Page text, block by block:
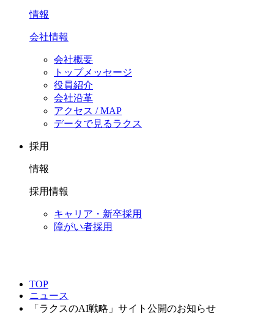
情報
会社情報
会社概要
トップメッセージ
役員紹介
会社沿革
アクセス / MAP
データで見るラクス
採用
情報
採用情報
キャリア・新卒採用
障がい者採用
TOP
ニュース
「ラクスのAI戦略」サイト公開のお知らせ